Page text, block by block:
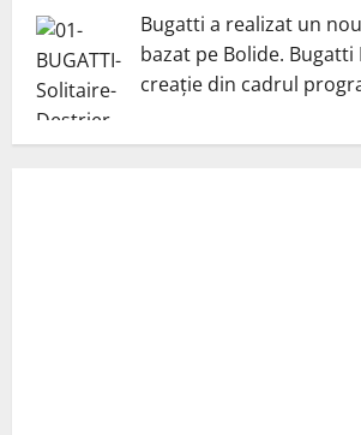
Bugatti a realizat un
bazat pe Bolide.
creație din cadrul